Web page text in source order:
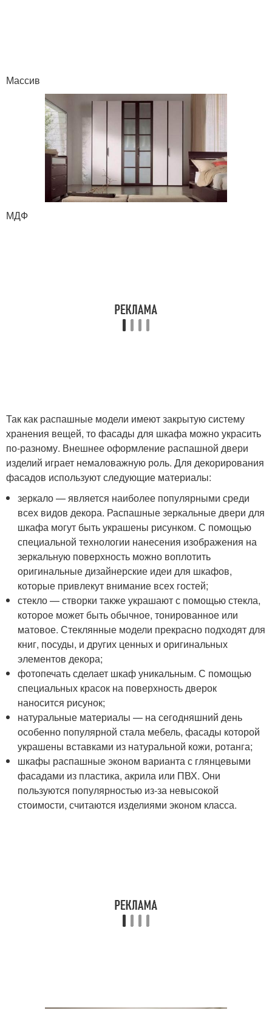
Массив
МДФ
Так как распашные модели имеют закрытую систему
хранения вещей, то фасады для шкафа можно украсить
по-разному. Внешнее оформление распашной двери
изделий играет немаловажную роль. Для декорирования
фасадов используют следующие материалы:
зеркало — является наиболее популярными среди
всех видов декора. Распашные зеркальные двери для
шкафа могут быть украшены рисунком. С помощью
специальной технологии нанесения изображения на
зеркальную поверхность можно воплотить
оригинальные дизайнерские идеи для шкафов,
которые привлекут внимание всех гостей;
стекло — створки также украшают с помощью стекла,
которое может быть обычное, тонированное или
матовое. Стеклянные модели прекрасно подходят для
книг, посуды, и других ценных и оригинальных
элементов декора;
фотопечать сделает шкаф уникальным. С помощью
специальных красок на поверхность дверок
наносится рисунок;
натуральные материалы — на сегодняшний день
особенно популярной стала мебель, фасады которой
украшены вставками из натуральной кожи, ротанга;
шкафы распашные эконом варианта с глянцевыми
фасадами из пластика, акрила или ПВХ. Они
пользуются популярностью из-за невысокой
стоимости, считаются изделиями эконом класса.